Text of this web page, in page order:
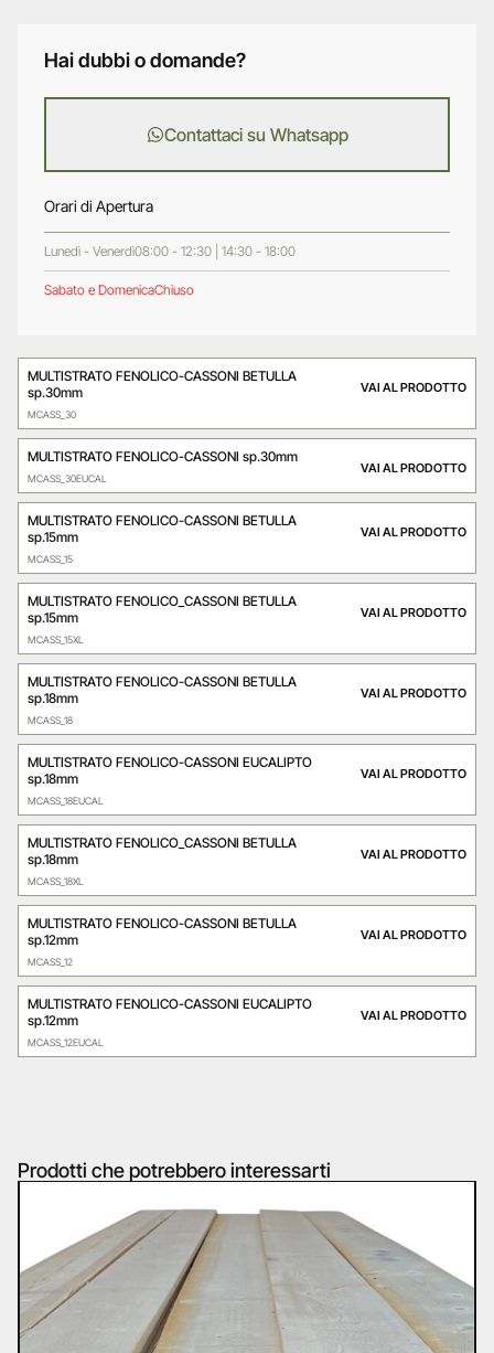
Hai dubbi o domande?
Contattaci su Whatsapp
Orari di Apertura
Lunedì - Venerdì08:00 - 12:30 | 14:30 - 18:00
Sabato e DomenicaChiuso
MULTISTRATO FENOLICO-CASSONI BETULLA
sp.30mm
MCASS_30
VAI AL PRODOTTO
MULTISTRATO FENOLICO-CASSONI sp.30mm
MCASS_30EUCAL
VAI AL PRODOTTO
MULTISTRATO FENOLICO-CASSONI BETULLA
sp.15mm
MCASS_15
VAI AL PRODOTTO
MULTISTRATO FENOLICO_CASSONI BETULLA
sp.15mm
MCASS_15XL
VAI AL PRODOTTO
MULTISTRATO FENOLICO-CASSONI BETULLA
sp.18mm
MCASS_18
VAI AL PRODOTTO
MULTISTRATO FENOLICO-CASSONI EUCALIPTO
sp.18mm
MCASS_18EUCAL
VAI AL PRODOTTO
MULTISTRATO FENOLICO_CASSONI BETULLA
sp.18mm
MCASS_18XL
VAI AL PRODOTTO
MULTISTRATO FENOLICO-CASSONI BETULLA
sp.12mm
MCASS_12
VAI AL PRODOTTO
MULTISTRATO FENOLICO-CASSONI EUCALIPTO
sp.12mm
MCASS_12EUCAL
VAI AL PRODOTTO
Prodotti che potrebbero interessarti